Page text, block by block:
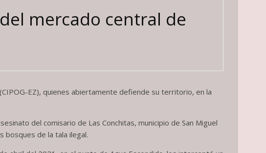
mercado central de
EZ), quienes abiertamente defiende su territorio, en la
del comisario de Las Conchitas, municipio de San Miguel
bosques de la tala ilegal.